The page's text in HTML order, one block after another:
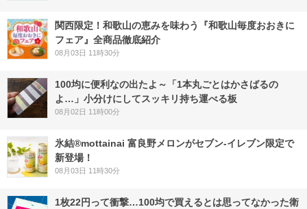
関西限定！和歌山の恵みを味わう『和歌山毎度おおきに
フェア』全商品徹底紹介
08月03日 11時30分
100均に便利なの出たよ～「1本丸ごとはかさばるの
よ…」小分けにしてスッキリ持ち運べる板
08月02日 11時00分
氷結®mottainai 富良野メロンがセブン‐イレブン限定で
新登場！
08月03日 11時30分
1枚22円って衝撃…100均で買えるとは思ってなかった衛